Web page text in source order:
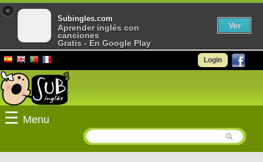
Login
☰ Menu
×
Subingles.com
Aprender inglés con
canciones
Gratis - En Google Play
Ver